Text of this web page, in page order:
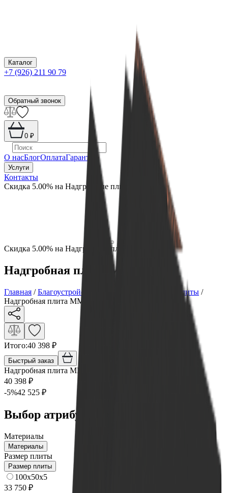
Каталог
+7 (926) 211 90 79
Обратный звонок
0 ₽
О насБлогОплатаГарантия
Услуги
Контакты
Скидка 5.00% на Надгробные плиты
Скидка 5.00% на Надгробные плиты
Надгробная плита ММ/D-5107
Главная /Благоустройство могилы Надгробные плиты /
Надгробная плита ММ/D-5107
Итого:40 398 ₽
Быстрый заказ
Надгробная плита ММ/D-5107
40 398 ₽
-5%42 525 ₽
Выбор атрибутов
Материалы
Материалы
Размер плиты
Размер плиты
100x50x5
33 750 ₽